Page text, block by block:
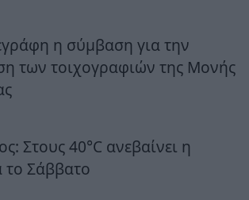
η σύμβαση για την
των τοιχογραφιών της Μονής
Στους 40°C ανεβαίνει η
το Σάββατο